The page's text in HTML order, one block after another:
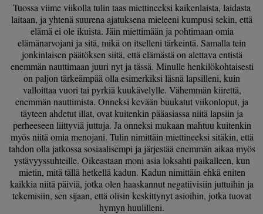
Tuossa viime viikolla tulin taas miettineeksi kaikenlaista, laidasta
laitaan, ja yhtenä suurena ajatuksena mieleeni kumpusi sekin, että
elämä ei ole ikuista. Jäin miettimään ja pohtimaan omia
elämänarvojani ja sitä, mikä on itselleni tärkeintä. Samalla tein
jonkinlaisen päätöksen siitä, että elämästä on alettava entistä
enemmän nauttimaan juuri nyt ja tässä. Minulle henkilökohtaisesti
on paljon tärkeämpää olla esimerkiksi läsnä lapsilleni, kuin
valloittaa vuori tai pyrkiä kuukävelylle. Vähemmän kiirettä,
enemmän nauttimista. Onneksi kevään buukatut viikonloput, ja
täyteen ahdetut illat, ovat kuitenkin pääasiassa niitä lapsiin ja
perheeseen liittyviä juttuja. Ja onneksi mukaan mahtuu kuitenkin
myös niitä omia menojani. Tulin nimittäin miettineeksi sitäkin, että
tahdon olla jatkossa sosiaalisempi ja järjestää enemmän aikaa myös
ystävyyssuhteille. Oikeastaan moni asia loksahti paikalleen, kun
mietin, mitä tällä hetkellä kadun. Kadun nimittäin ehkä eniten
kaikkia niitä päiviä, jotka olen haaskannut negatiivisiin juttuihin ja
tekemisiin, sen sijaan, että olisin keskittynyt asioihin, jotka tuovat
hymyn huulilleni.